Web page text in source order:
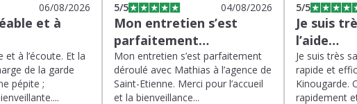
06/08/2026
et à
et à l’écoute. Et la
de la garde
pépite ;
5/5 04/08/2026
Mon entretien s’est
parfaitement…
Mon entretien s’est parfaitement
déroulé avec Mathias à l’agence de
Saint-Etienne. Merci pour l’accueil
et la bienveillance...
5/5
Je suis
l’aide…
Je suis très
rapide et
Kinougarde.
rapidement